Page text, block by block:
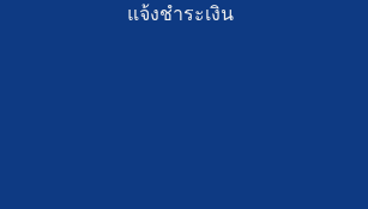
แจ้งชำระเงิน